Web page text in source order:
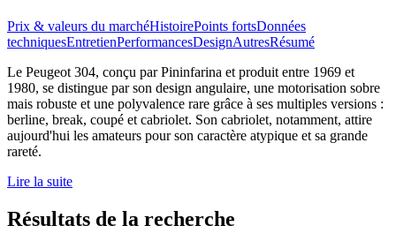
Prix & valeurs du marchéHistoirePoints fortsDonnées
techniquesEntretienPerformancesDesignAutresRésumé
Le Peugeot 304, conçu par Pininfarina et produit entre 1969 et
1980, se distingue par son design angulaire, une motorisation sobre
mais robuste et une polyvalence rare grâce à ses multiples versions :
berline, break, coupé et cabriolet. Son cabriolet, notamment, attire
aujourd'hui les amateurs pour son caractère atypique et sa grande
rareté.
Lire la suite
Résultats de la recherche